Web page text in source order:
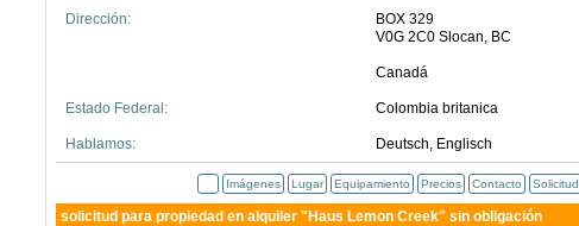
Dirección:
BOX 329
V0G 2C0 Slocan, BC
Canadá
Estado Federal: Colombia britanica
Hablamos: Deutsch, Englisch
Imágenes Lugar Equipamiento Precios Contacto Solicitud
solicitud para propiedad en alquiler "Haus Lemon Creek" sin obligación